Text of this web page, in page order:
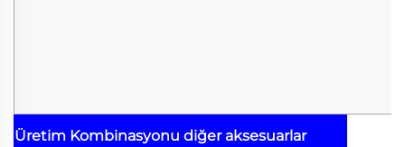
Üretim Kombinasyonu diğer aksesuarlar